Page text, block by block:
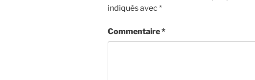
indiqués avec *
Commentaire*